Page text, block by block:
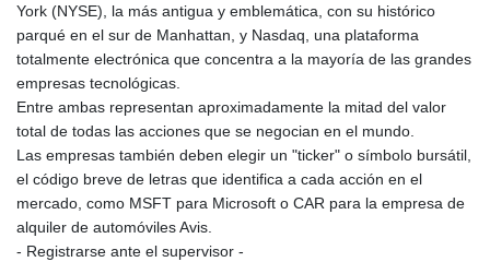
York (NYSE), la más antigua y emblemática, con su histórico
parqué en el sur de Manhattan, y Nasdaq, una plataforma
totalmente electrónica que concentra a la mayoría de las grandes
empresas tecnológicas.
Entre ambas representan aproximadamente la mitad del valor
total de todas las acciones que se negocian en el mundo.
Las empresas también deben elegir un "ticker" o símbolo bursátil,
el código breve de letras que identifica a cada acción en el
mercado, como MSFT para Microsoft o CAR para la empresa de
alquiler de automóviles Avis.
- Registrarse ante el supervisor -